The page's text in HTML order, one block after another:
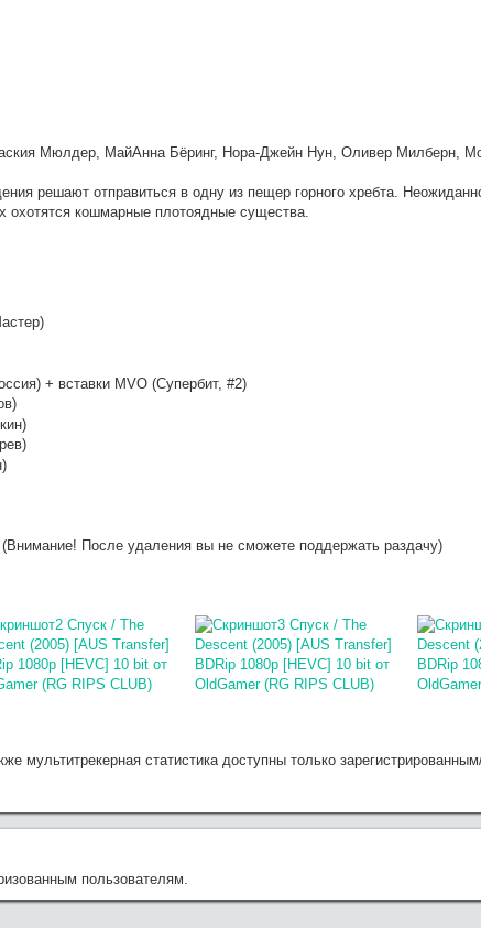
Мюлдер, МайАнна Бёринг, Нора-Джейн Нун, Оливер Милберн,
решают отправиться в одну из пещер горного хребта.
охотятся кошмарные плотоядные существа.
+ вставки MVO (Супербит, #2)
После удаления вы не сможете поддержать раздачу)
мультитрекерная статистика доступны только
пользователям.